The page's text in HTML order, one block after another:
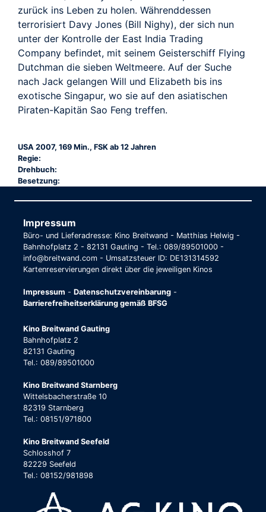
zurück ins Leben zu holen. Währenddessen
terrorisiert Davy Jones (Bill Nighy), der sich nun
unter der Kontrolle der East India Trading
Company befindet, mit seinem Geisterschiff Flying
Dutchman die sieben Weltmeere. Auf der Suche
nach Jack gelangen Will und Elizabeth bis ins
exotische Singapur, wo sie auf den asiatischen
Piraten-Kapitän Sao Feng treffen.
USA 2007, 169 Min., FSK ab 12 Jahren
Regie:
Drehbuch:
Besetzung:
Impressum
Büro- und Lieferadresse: Kino Breitwand - Matthias Helwig -
Bahnhofplatz 2 - 82131 Gauting - Tel.: 089/89501000 -
info@breitwand.com - Umsatzsteuer ID: DE131314592
Kartenreservierungen direkt über die jeweiligen Kinos
Impressum - Datenschutzvereinbarung -
Barrierefreiheitserklärung gemäß BFSG
Kino Breitwand Gauting
Bahnhofplatz 2
82131 Gauting
Tel.: 089/89501000
Kino Breitwand Starnberg
Wittelsbacherstraße 10
82319 Starnberg
Tel.: 08151/971800
Kino Breitwand Seefeld
Schlosshof 7
82229 Seefeld
Tel.: 08152/981898